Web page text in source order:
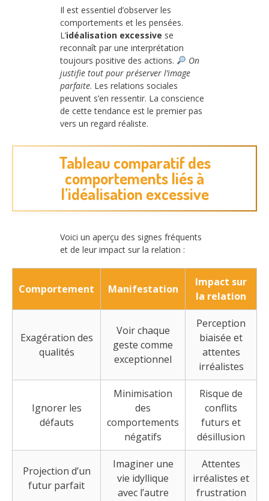
Il est essentiel d’observer les
comportements et les pensées.
L’idéalisation excessive se
reconnaît par une interprétation
toujours positive des actions.
On
justifie tout pour préserver l’image
parfaite. Les relations sociales
peuvent s’en ressentir. La conscience
de cette tendance est le premier pas
vers un regard réaliste.
Tableau comparatif des
comportements liés à
l’idéalisation excessive
Voici un aperçu des signes fréquents
et de leur impact sur la relation :
Comportement Manifestation
Impact sur
la relation
Exagération des
qualités
Voir chaque
geste comme
exceptionnel
Perception
biaisée et
attentes
irréalistes
Ignorer les
défauts
Minimisation
des
comportements
négatifs
Risque de
conflits
futurs et
désillusion
Projection d’un
futur parfait
Imaginer une
vie idyllique
avec l’autre
Attentes
irréalistes et
frustration